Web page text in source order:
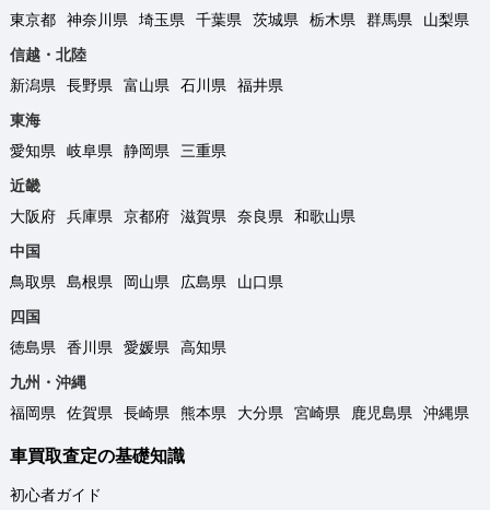
東京都
神奈川県 埼玉県 千葉県 茨城県 栃木県 群馬県
山梨県
信越・北陸
新潟県
長野県 富山県 石川県
福井県
東海
愛知県
岐阜県 静岡県
三重県
近畿
大阪府
兵庫県 京都府 滋賀県 奈良県
和歌山県
中国
鳥取県
島根県 岡山県 広島県
山口県
四国
徳島県
香川県 愛媛県
高知県
九州・沖縄
福岡県
佐賀県 長崎県 熊本県 大分県 宮崎県 鹿児島県 沖縄県
車買取査定の基礎知識
初心者ガイド